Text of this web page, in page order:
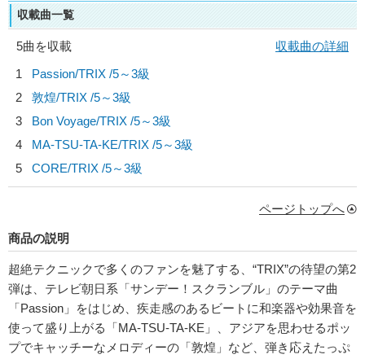
収載曲一覧
5曲を収載
収載曲の詳細
1
Passion/TRIX /5～3級
2
敦煌/TRIX /5～3級
3
Bon Voyage/TRIX /5～3級
4
MA-TSU-TA-KE/TRIX /5～3級
5
CORE/TRIX /5～3級
ページトップへ
商品の説明
超絶テクニックで多くのファンを魅了する、“TRIX”の待望の第2
弾は、テレビ朝日系「サンデー！スクランブル」のテーマ曲
「Passion」をはじめ、疾走感のあるビートに和楽器や効果音を
使って盛り上がる「MA-TSU-TA-KE」、アジアを思わせるポッ
プでキャッチーなメロディーの「敦煌」など、弾き応えたっぷ